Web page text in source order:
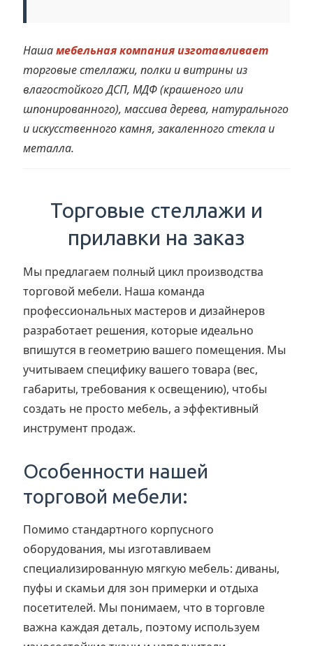
Нашамебельная компания изготавливает
торговые стеллажи, полки и витрины из
влагостойкого ДСП, МДФ (крашеного или
шпонированного), массива дерева, натурального
и искусственного камня, закаленного стекла и
металла.
Торговые стеллажи и
прилавки на заказ
Мы предлагаем полный цикл производства
торговой мебели. Наша команда
профессиональных мастеров и дизайнеров
разработает решения, которые идеально
впишутся в геометрию вашего помещения. Мы
учитываем специфику вашего товара (вес,
габариты, требования к освещению), чтобы
создать не просто мебель, а эффективный
инструмент продаж.
Особенности нашей
торговой мебели:
Помимо стандартного корпусного
оборудования, мы изготавливаем
специализированную мягкую мебель: диваны,
пуфы и скамьи для зон примерки и отдыха
посетителей. Мы понимаем, что в торговле
важна каждая деталь, поэтому используем